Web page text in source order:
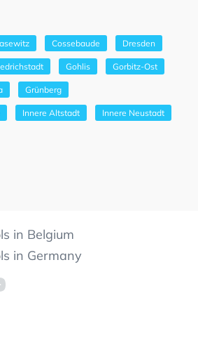
Cossebaude Dresden
Gohlis Gorbitz-Ost
Grünberg
Innere Altstadt Innere Neustadt
in Belgium
in Germany